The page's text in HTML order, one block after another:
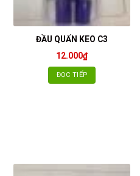
ĐẦU QUẤN KEO C3
12.000₫
ĐỌC TIẾP